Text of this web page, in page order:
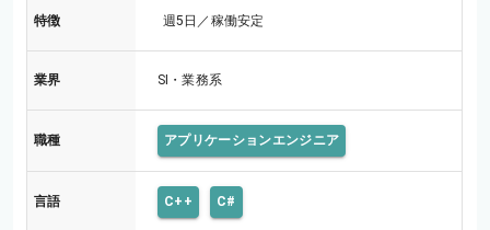
特徴 週5日／稼働安定
業界 SI・業務系
職種 アプリケーションエンジニア
言語 C++ C#